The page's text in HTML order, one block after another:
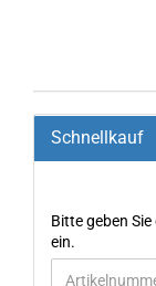
Schnellkauf
Bitte geben
ein.